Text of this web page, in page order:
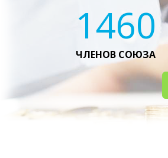
1562
ЧЛЕНОВ СОЮЗА